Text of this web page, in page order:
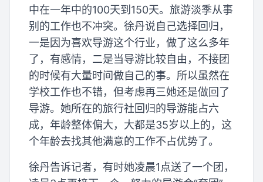
中在一年中的100天到150天。旅游淡季从事
别的工作也不冲突。徐丹说自己选择回归，
一是因为喜欢导游这个行业，做了这么多年
了，有感情，二是当导游比较自由，不接团
的时候有大量时间做自己的事。所以虽然在
学校工作也不错，但考虑再三她还是做回了
导游。她所在的旅行社回归的导游能占六
成，年龄整体偏大，大都是35岁以上的，这
个年龄去找其他满意的工作不占优势了。
徐丹告诉记者，有时她凌晨1点送了一个团，